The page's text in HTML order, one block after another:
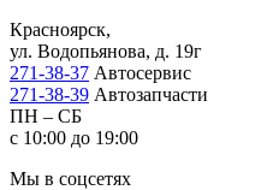
Красноярск,
ул. Водопьянова, д. 19г
271-38-37 Автосервис
271-38-39 Автозапчасти
ПН – СБ
с 10:00 до 19:00
Мы в соцсетях